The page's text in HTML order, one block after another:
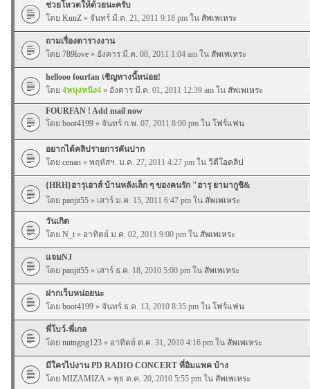
ช่วยโหวตให้ด้วยนะครับ
โดย KunZ » จันทร์ มี.ค. 21, 2011 9:18 pm ใน สัพเพเหระ
ถามเรื่องตารางงาน
โดย 789love » อังคาร มี.ค. 08, 2011 1:04 am ใน สัพเพเหระ
hellooo fourfan เชิญทางนี้หน่อย!
โดย 4หนุงหนิง4 » อังคาร มี.ค. 01, 2011 12:39 am ใน สัพเพเหระ
FOURFAN ! Add mail now
โดย boot4199 » จันทร์ ก.พ. 07, 2011 8:00 pm ใน โฟร์แฟน
อยากได้คลิปรายการคันปาก
โดย cenan » พฤหัสฯ. ม.ค. 27, 2011 4:27 pm ใน วีดีโอคลิป
{HRH}ฮารุเฮาส์ บ้านหลังเล็ก ๆ ของคนรัก "ฮารุ ยามากูชิ&
โดย panjit55 » เสาร์ ม.ค. 15, 2011 6:47 pm ใน สัพเพเหระ
วันเกิด
โดย N_t » อาทิตย์ ม.ค. 02, 2011 9:00 pm ใน สัพเพเหระ
แจมNJ
โดย panjit55 » เสาร์ ธ.ค. 18, 2010 5:00 pm ใน สัพเพเหระ
ฝากเว็บหน่อยนะ
โดย boot4199 » จันทร์ ธ.ค. 13, 2010 8:35 pm ใน โฟร์แฟน
พี่โบว์-พี่เกล
โดย nutngng123 » อาทิตย์ ต.ค. 31, 2010 4:16 pm ใน สัพเพเหระ
มีใครไปงาน PD RADIO CONCERT ที่อิมแพค บ้าง
โดย MIZAMIZA » พุธ ต.ค. 20, 2010 5:55 pm ใน สัพเพเหระ